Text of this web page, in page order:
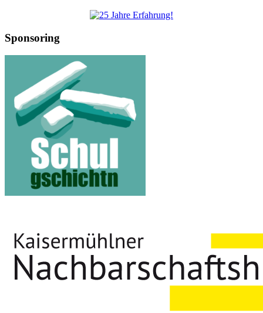
Sponsoring